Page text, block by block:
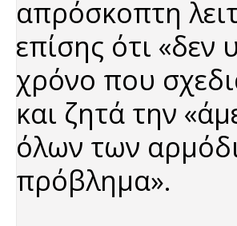
απρόσκοπτη
επίσης ότι
χρόνο που
και ζητά την
όλων των
πρόβλημα».